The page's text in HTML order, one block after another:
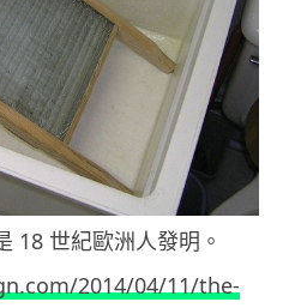
18 世紀歐洲人發明。
2014/04/11/the-